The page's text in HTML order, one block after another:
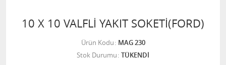
10 X 10 VALFLİ YAKIT SOKETİ(FORD)
Ürün Kodu MAG 230
Stok Durumu TÜKENDİ